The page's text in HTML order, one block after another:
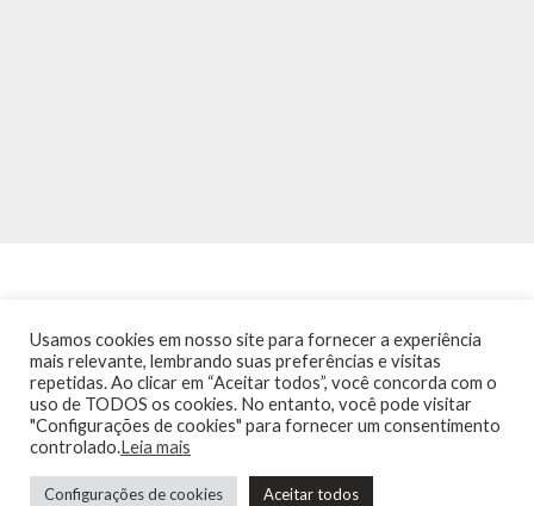
INÍCIO NOTÍCIAS AGENDA CONTATO
TRÂNSITO NA PONTE
TERMOS DE USO / POLÍTICA DE PRIVACIDADE
Usamos cookies em nosso site para fornecer a experiência
mais relevante, lembrando suas preferências e visitas
repetidas. Ao clicar em “Aceitar todos”, você concorda com o
uso de TODOS os cookies. No entanto, você pode visitar
"Configurações de cookies" para fornecer um consentimento
controlado.Leia mais
Configurações de cookies Aceitar todos
Precisa de ajuda?